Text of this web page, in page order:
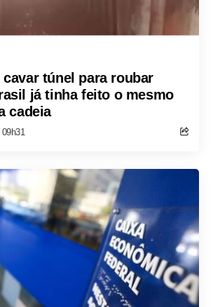
túnel para roubar
já tinha feito o mesmo
cadeia